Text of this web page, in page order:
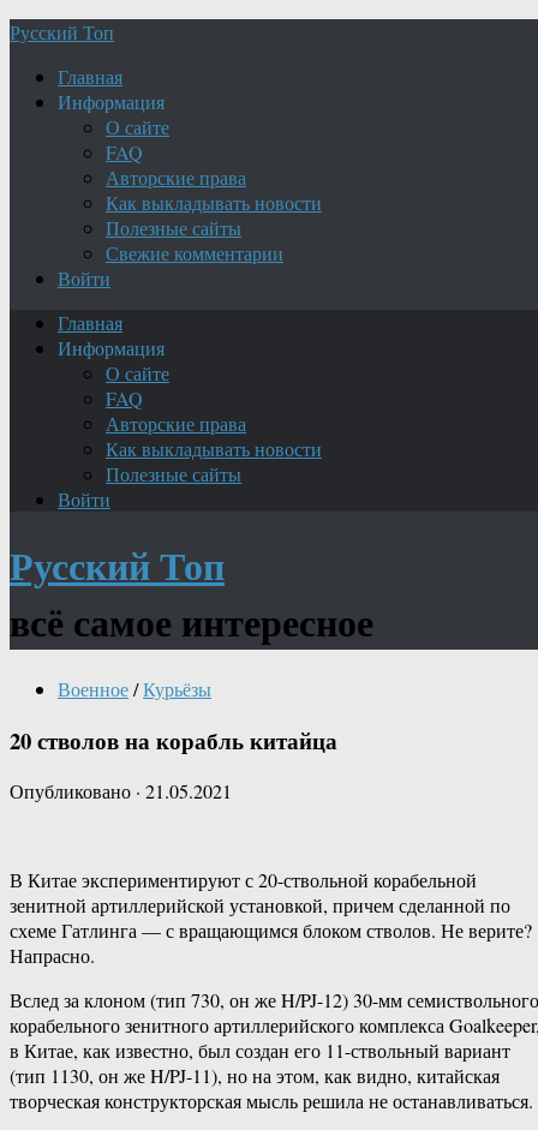
Русский Топ
Главная
Информация
О сайте
FAQ
Авторские права
Как выкладывать новости
Полезные сайты
Свежие комментарии
Войти
Главная
Информация
О сайте
FAQ
Авторские права
Как выкладывать новости
Полезные сайты
Войти
Русский Топ
всё самое интересное
Военное/Курьёзы
20 стволов на корабль китайца
Опубликовано · 21.05.2021
В Китае экспериментируют с 20-ствольной корабельной
зенитной артиллерийской установкой, причем сделанной по
схеме Гатлинга — с вращающимся блоком стволов. Не верите?
Напрасно.
Вслед за клоном (тип 730, он же H/PJ-12) 30-мм семиствольного
корабельного зенитного артиллерийского комплекса
в Китае, как известно, был создан его 11-ствольный вариант
(тип 1130, он же H/PJ-11), но на этом, как видно, китайская
творческая конструкторская мысль решила не останавливаться.